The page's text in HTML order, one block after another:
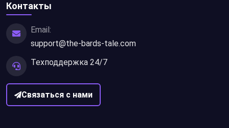
Контакты
Email:
support@the-bards-tale.com
Техподдержка 24/7
Связаться с нами